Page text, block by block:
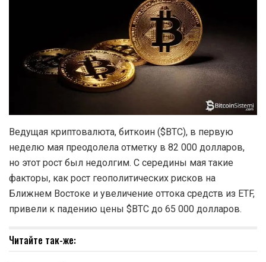
Ведущая криптовалюта, биткоин ($BTC), в первую
неделю мая преодолела отметку в 82 000 долларов,
но этот рост был недолгим. С середины мая такие
факторы, как рост геополитических рисков на
Ближнем Востоке и увеличение оттока средств из ETF,
привели к падению цены $BTC до 65 000 долларов.
Читайте так-же: